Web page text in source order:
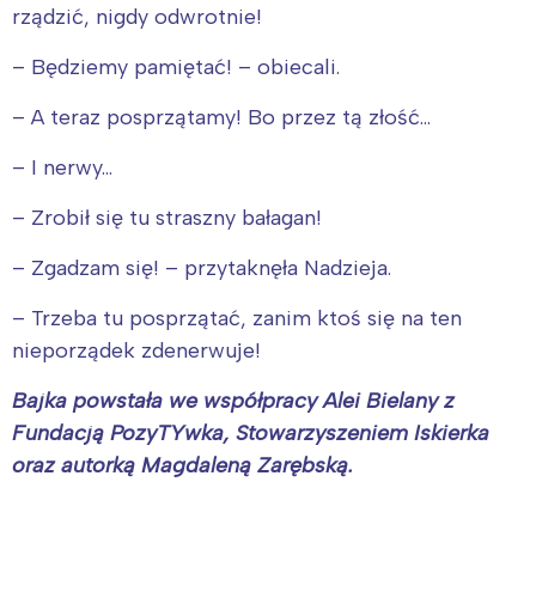
rządzić, nigdy odwrotnie!
– Będziemy pamiętać! – obiecali.
– A teraz posprzątamy! Bo przez tą złość…
– I nerwy…
– Zrobił się tu straszny bałagan!
– Zgadzam się! – przytaknęła Nadzieja.
– Trzeba tu posprzątać, zanim ktoś się na ten
nieporządek zdenerwuje!
Bajka powstała we współpracy Alei Bielany z
Fundacją PozyTYwka, Stowarzyszeniem Iskierka
oraz autorką Magdaleną Zarębską.